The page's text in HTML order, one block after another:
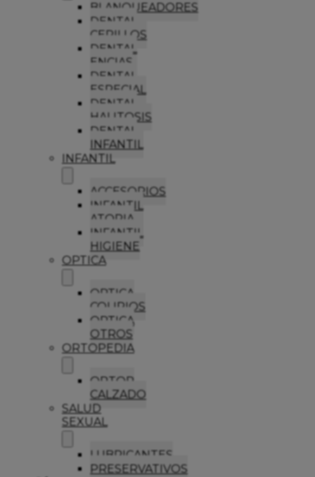
BLANQUEADORES
DENTAL
CEPILLOS
DENTAL
ENCIAS
DENTAL
ESPECIAL
DENTAL
HALITOSIS
DENTAL
INFANTIL
INFANTIL
ACCESORIOS
INFANTIL
ATOPIA
INFANTIL
HIGIENE
OPTICA
OPTICA
COLIRIOS
OPTICA
OTROS
ORTOPEDIA
ORTOP
CALZADO
SALUD
SEXUAL
LUBRICANTES
PRESERVATIVOS